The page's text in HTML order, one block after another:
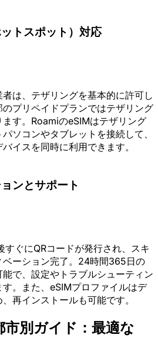
トスポット）対応
は、テザリングを基本的に許可し
プリペイドプランではテザリング
す。RoamiのeSIMはテザリング
ソコンやタブレットを接続して、
イスを同時に利用できます。
ンとサポート
すぐにQRコードが発行され、スキ
ベーション完了。24時間365日の
で、設定やトラブルシューティン
。また、eSIMプロファイルはデ
再インストールも可能です。
別ガイド：最適な